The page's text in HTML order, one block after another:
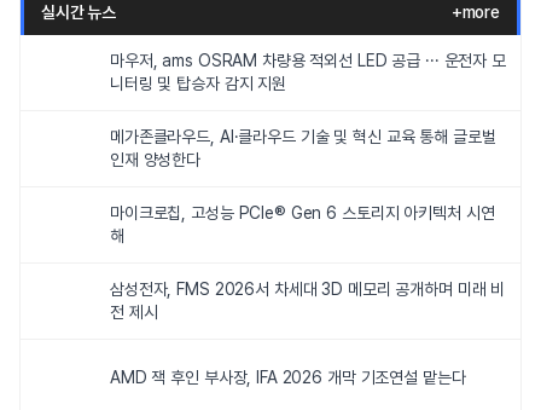
실시간 뉴스 +more
마우저, ams OSRAM 차량용 적외선 LED 공급 ··· 운전자 모
니터링 및 탑승자 감지 지원
메가존클라우드, AI·클라우드 기술 및 혁신 교육 통해 글로벌
인재 양성한다
마이크로칩, 고성능 PCIe® Gen 6 스토리지 아키텍처 시연
해
삼성전자, FMS 2026서 차세대 3D 메모리 공개하며 미래 비
전 제시
AMD 잭 후인 부사장, IFA 2026 개막 기조연설 맡는다